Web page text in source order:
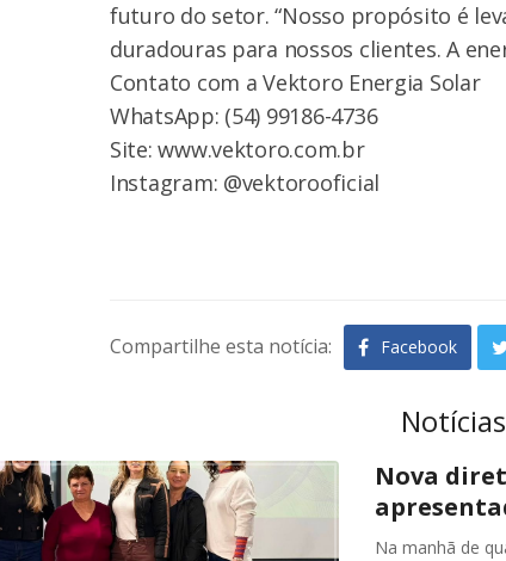
futuro do setor. “Nosso propósito é
duradouras para nossos clientes. A
Contato com a Vektoro Energia Solar
WhatsApp: (54) 99186-4736
Site: www.vektoro.com.br
Instagram: @vektorooficial
Compartilhe esta notícia: Facebook
Nova
Na manhã de